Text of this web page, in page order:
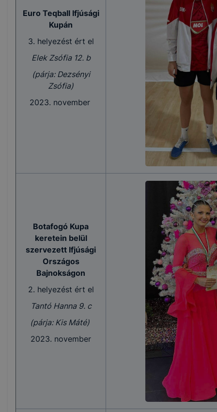
Euro Teqball Ifjúsági
Kupán
3. helyezést ért el
Elek Zsófia 12. b
(párja: Dezsényi
Zsófia)
2023. november
Botafogó Kupa
keretein belül
szervezett Ifjúsági
Országos
Bajnokságon
2. helyezést ért el
Tantó Hanna 9. c
(párja: Kis Máté)
2023. november